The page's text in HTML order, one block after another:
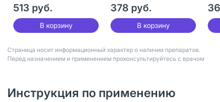
513 руб.
В корзину
378 руб.
В корзину
Страница носит информационный характер о наличии препаратов.
Перед назначением и применением проконсультируйтесь с врачом
Инструкция по применению